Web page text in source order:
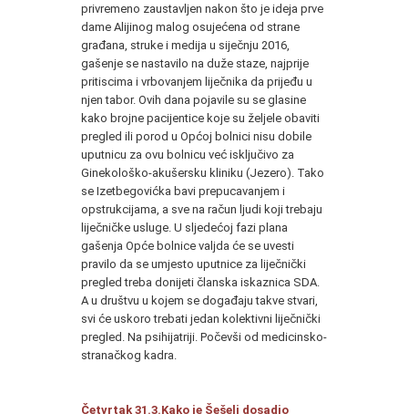
privremeno zaustavljen nakon što je ideja prve
dame Alijinog malog osujećena od strane
građana, struke i medija u siječnju 2016,
gašenje se nastavilo na duže staze, najprije
pritiscima i vrbovanjem liječnika da prijeđu u
njen tabor. Ovih dana pojavile su se glasine
kako brojne pacijentice koje su željele obaviti
pregled ili porod u Općoj bolnici nisu dobile
uputnicu za ovu bolnicu već isključivo za
Ginekološko-akušersku kliniku (Jezero). Tako
se Izetbegovićka bavi prepucavanjem i
opstrukcijama, a sve na račun ljudi koji trebaju
liječničke usluge. U sljedećoj fazi plana
gašenja Opće bolnice valjda će se uvesti
pravilo da se umjesto uputnice za liječnički
pregled treba donijeti članska iskaznica SDA.
A u društvu u kojem se događaju takve stvari,
svi će uskoro trebati jedan kolektivni liječnički
pregled. Na psihijatriji. Počevši od medicinsko-
stranačkog kadra.
Četvrtak 31.3.Kako je Šešelj dosadio